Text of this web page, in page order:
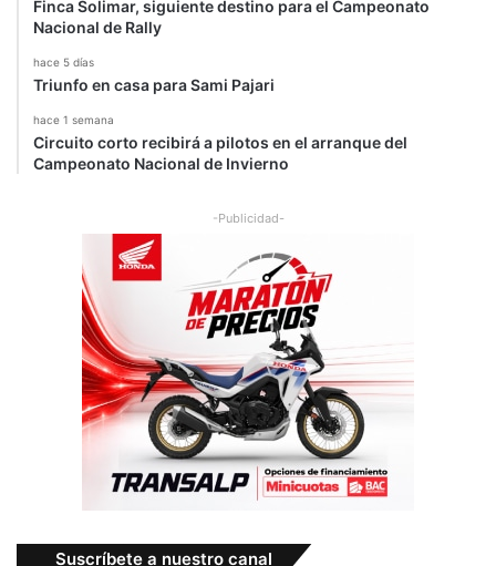
Finca Solimar, siguiente destino para el Campeonato
Nacional de Rally
hace 5 días
Triunfo en casa para Sami Pajari
hace 1 semana
Circuito corto recibirá a pilotos en el arranque del
Campeonato Nacional de Invierno
-Publicidad-
Suscríbete a nuestro canal